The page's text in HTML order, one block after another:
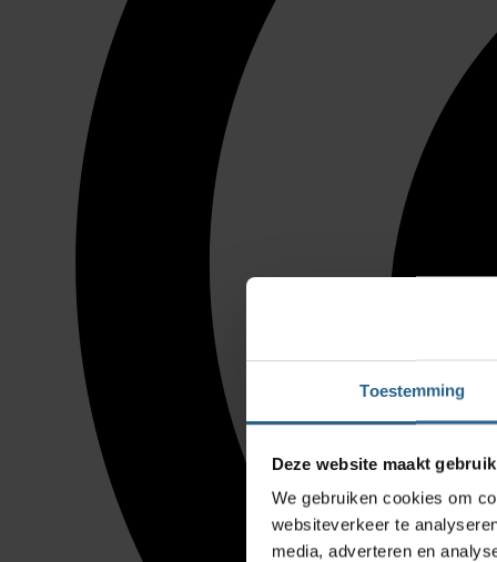
Toestemming
Deze website maakt
We gebruiken cookies om
websiteverkeer te
media, adverteren en